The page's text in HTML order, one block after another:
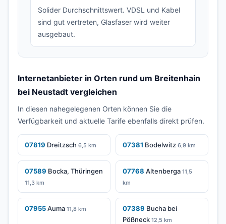
Solider Durchschnittswert. VDSL und Kabel
sind gut vertreten, Glasfaser wird weiter
ausgebaut.
Internetanbieter in Orten rund um Breitenhain
bei Neustadt vergleichen
In diesen nahegelegenen Orten können Sie die
Verfügbarkeit und aktuelle Tarife ebenfalls direkt prüfen.
07819 Dreitzsch 6,5 km 07381 Bodelwitz 6,9 km
07589 Bocka, Thüringen
11,3 km
07768 Altenberga 11,5
km
07955Auma 11,8 km 07389 Bucha bei
Pößneck 12,5 km